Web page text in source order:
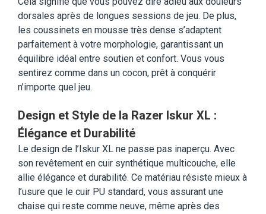
dorsales après de longues sessions de jeu. De plus,
les coussinets en mousse très dense s’adaptent
parfaitement à votre morphologie, garantissant un
équilibre idéal entre soutien et confort. Vous vous
sentirez comme dans un cocon, prêt à conquérir
n’importe quel jeu.
Design et Style de la Razer Iskur XL :
Élégance et Durabilité
Le design de l’Iskur XL ne passe pas inaperçu. Avec
son revêtement en cuir synthétique multicouche, elle
allie élégance et durabilité. Ce matériau résiste mieux à
l’usure que le cuir PU standard, vous assurant une
chaise qui reste comme neuve, même après des